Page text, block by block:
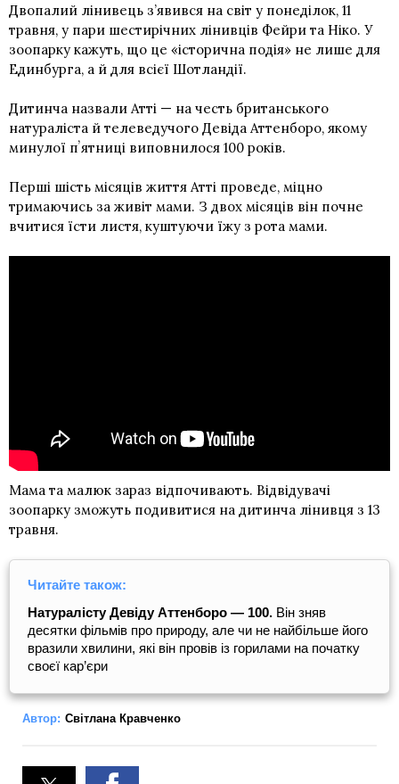
Двопалий лінивець з’явився на світ у понеділок, 11
травня, у пари шестирічних лінивців Фейри та Ніко. У
зоопарку кажуть, що це «історична подія» не лише для
Единбурга, а й для всієї Шотландії.
Дитинча назвали Атті — на честь британського
натураліста й телеведучого Девіда Аттенборо, якому
минулої пʼятниці виповнилося 100 років.
Перші шість місяців життя Атті проведе, міцно
тримаючись за живіт мами. З двох місяців він почне
вчитися їсти листя, куштуючи їжу з рота мами.
Мама та малюк зараз відпочивають. Відвідувачі
зоопарку зможуть подивитися на дитинча лінивця з 13
травня.
Читайте також:
Натуралісту Девіду Аттенборо — 100. Він зняв
десятки фільмів про природу, але чи не найбільше його
вразили хвилини, які він провів із горилами на початку
своєї кар’єри
Автор: Світлана Кравченко